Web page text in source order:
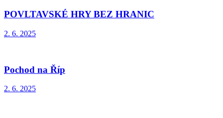
POVLTAVSKÉ HRY BEZ HRANIC
2. 6. 2025
Pochod na Říp
2. 6. 2025